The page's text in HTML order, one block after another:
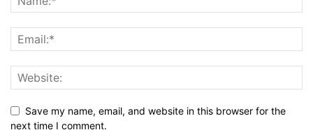
Save my name, email, and website in this browser for the
next time I comment.